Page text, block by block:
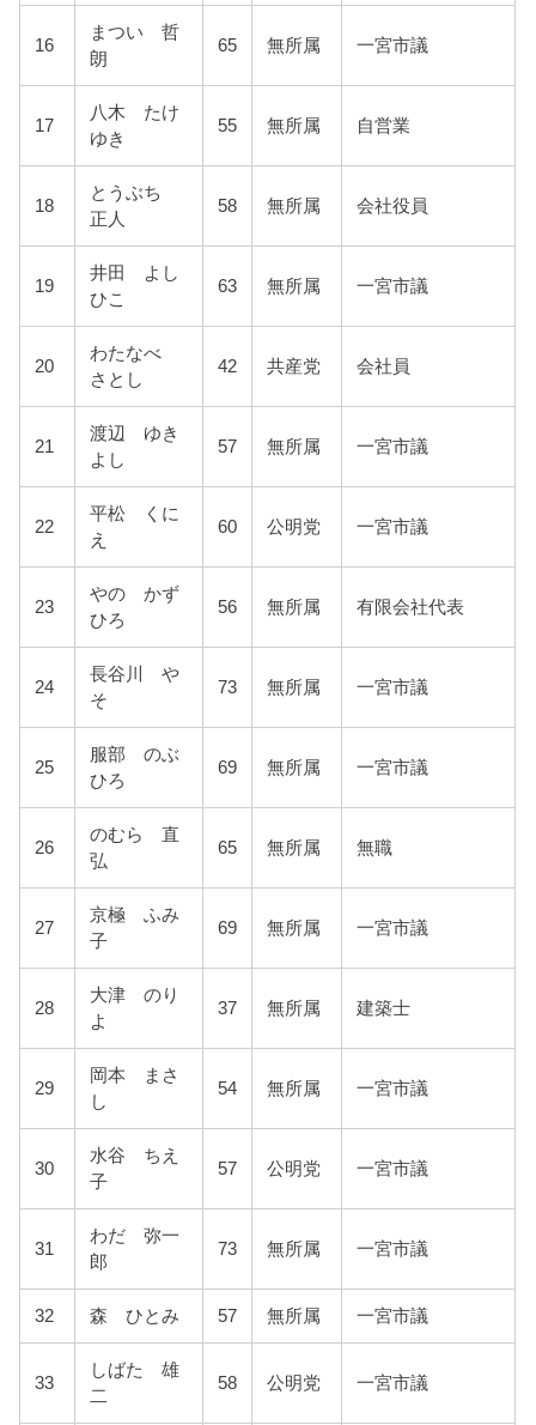
16
まつい 哲
朗
65 無所属 一宮市議
17
八木 たけ
ゆき
55 無所属 自営業
18
とうぶち
正人
58 無所属 会社役員
19
井田 よし
ひこ
63 無所属 一宮市議
20
わたなべ
さとし
42 共産党 会社員
21
渡辺 ゆき
よし
57 無所属 一宮市議
22
平松 くに
え
60 公明党 一宮市議
23
やの かず
ひろ
56 無所属 有限会社代表
24
長谷川 や
そ
73 無所属 一宮市議
25
服部 のぶ
ひろ
69 無所属 一宮市議
26
のむら 直
弘
65 無所属 無職
27
京極 ふみ
子
69 無所属 一宮市議
28
大津 のり
よ
37 無所属 建築士
29
岡本 まさ
し
54 無所属 一宮市議
30
水谷 ちえ
子
57 公明党 一宮市議
31
わだ 弥一
郎
73 無所属 一宮市議
32 森 ひとみ 57 無所属 一宮市議
33
しばた 雄
二
58 公明党 一宮市議